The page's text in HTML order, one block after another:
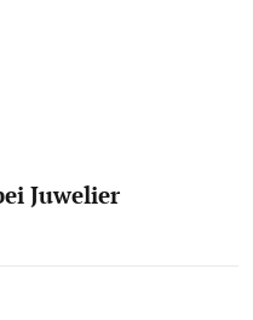
Juwelier